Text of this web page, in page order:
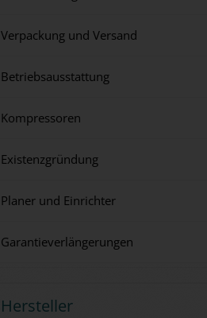
Verpackung und Versand
Betriebsausstattung
Kompressoren
Existenzgründung
Planer und Einrichter
Garantieverlängerungen
Hersteller